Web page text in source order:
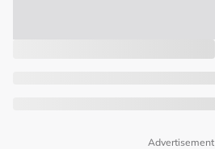
Advertisement